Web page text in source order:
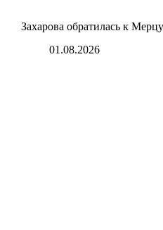
Захарова обратилась к
01.08.2026